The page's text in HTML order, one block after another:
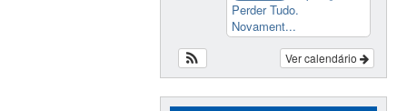
Perder Tudo.
Novament...
Ver calendário